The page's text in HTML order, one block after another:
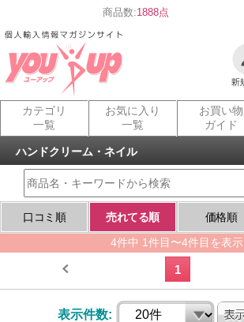
商品数:1888点
カテゴリ
一覧
お気に入り
一覧
お買い物
ガイド
ハンドクリーム・ネイル
口コミ順 売れてる順 価格順
4件中 1件目〜4件目を表示
1
表示件数: